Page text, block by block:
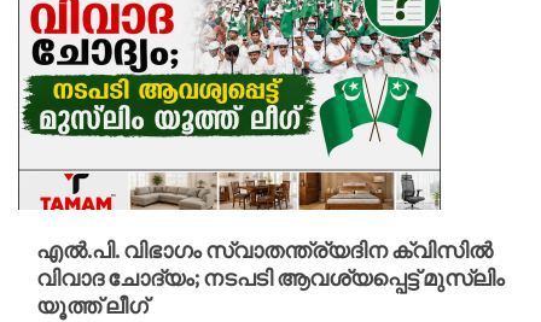
എൽ.പി. വിഭാഗം സ്വാതന്ത്ര്യദിന ക്വിസിൽ
വിവാദ ചോദ്യം; നടപടി ആവശ്യപ്പെട്ട് മുസ്‌ലിം
യൂത്ത് ലീഗ്